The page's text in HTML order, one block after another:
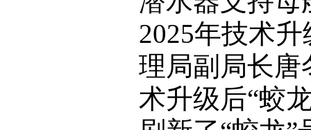
2025年技术
理局副局长唐
术升级后“蛟